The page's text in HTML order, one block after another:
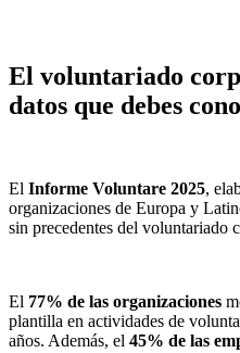
El voluntariado
datos que debes
El Informe Voluntare 2025,
organizaciones de Europa y
sin precedentes del voluntariado
El 77% de las organizaciones
plantilla en actividades de
años. Además, el 45% de las